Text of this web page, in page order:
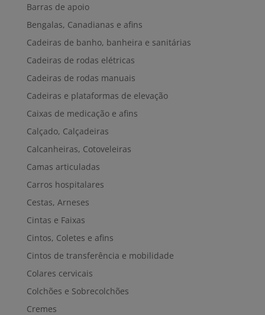
Barras de apoio
Bengalas, Canadianas e afins
Cadeiras de banho, banheira e sanitárias
Cadeiras de rodas elétricas
Cadeiras de rodas manuais
Cadeiras e plataformas de elevação
Caixas de medicação e afins
Calçado, Calçadeiras
Calcanheiras, Cotoveleiras
Camas articuladas
Carros hospitalares
Cestas, Arneses
Cintas e Faixas
Cintos, Coletes e afins
Cintos de transferência e mobilidade
Colares cervicais
Colchões e Sobrecolchões
Cremes